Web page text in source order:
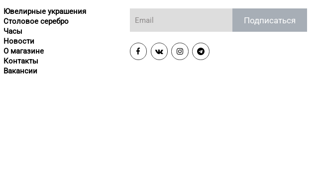
Ювелирные украшения
Столовое серебро
Часы
Новости
О магазине
Контакты
Вакансии
Подписаться